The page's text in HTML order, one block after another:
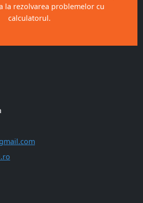
la rezolvarea problemelor cu
calculatorul.